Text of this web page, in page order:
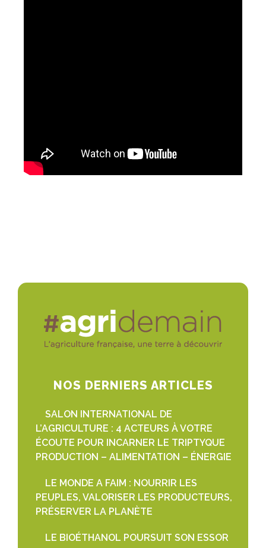
NOS DERNIERS ARTICLES
SALON INTERNATIONAL DE
L’AGRICULTURE : 4 ACTEURS À VOTRE
ÉCOUTE POUR INCARNER LE TRIPTYQUE
PRODUCTION – ALIMENTATION – ÉNERGIE
LE MONDE A FAIM : NOURRIR LES
PEUPLES, VALORISER LES PRODUCTEURS,
PRÉSERVER LA PLANÈTE
LE BIOÉTHANOL POURSUIT SON ESSOR